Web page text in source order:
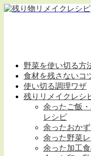
野菜を使い切る方
食材を残さないコ
使い切る調理ワザ
残りリメイクレシ
余ったご飯
レシピ
余ったおか
余った野菜
余った加工